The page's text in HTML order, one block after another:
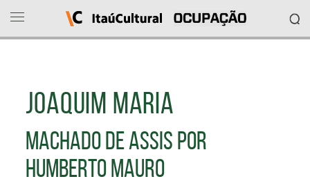
Itaú
Cultural
acessar?
JOAQUIM MARIA
MACHADO DE ASSIS POR
HUMBERTO MAURO